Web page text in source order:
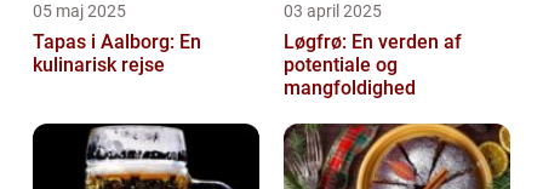
05 maj 2025
Tapas i Aalborg: En
kulinarisk rejse
03 april 2025
Løgfrø: En verden af
potentiale og
mangfoldighed